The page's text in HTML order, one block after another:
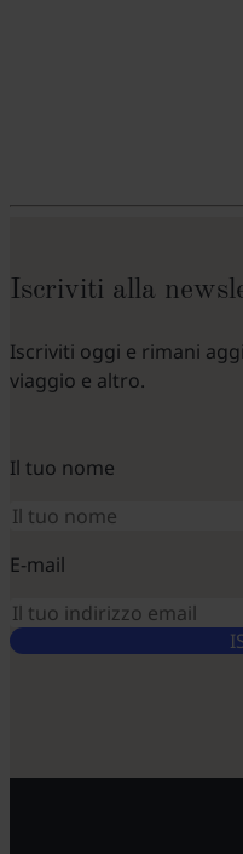
Iscriviti alla
Iscriviti oggi e rimani
viaggio e altro.
Il tuo nome
E-mail